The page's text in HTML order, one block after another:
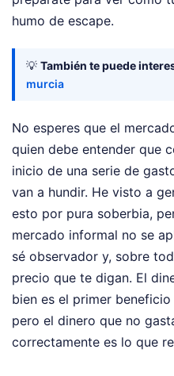
humo de escape.
💡 También te puede
murcia
No esperes que el
quien debe entender que
inicio de una serie de
van a hundir. He visto a
esto por pura soberbia,
mercado informal no se
sé observador y, sobre
precio que te digan. El
bien es el primer
pero el dinero que no
correctamente es lo que